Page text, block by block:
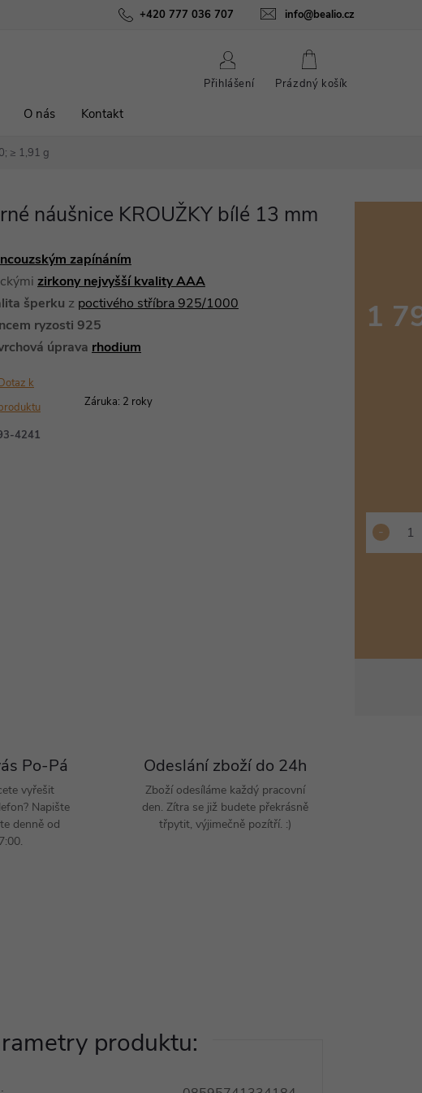
+420 777 036 707 info@bealio.cz
Podmínky ochrany osobních údajů O nás Péče o šperky
Přihlášení
NÁKUPNÍ
Prázdný košík
O nás Kontakt
≥ 1,91 g
náušnice KROUŽKY bílé 13 mm
4241
zapínáním
zirkony nejvyšší kvality AAA
šperku z poctivého stříbra 925/1000
ryzosti 925
úprava rhodium
1
k
Záruka: 2 roky
Po-Pá
vyřešit
Napište
denně od
Odeslání zboží do 24h
Zboží odesíláme každý pracovní
den. Zítra se již budete překrásně
třpytit, výjimečně pozítří. :)
produktu: